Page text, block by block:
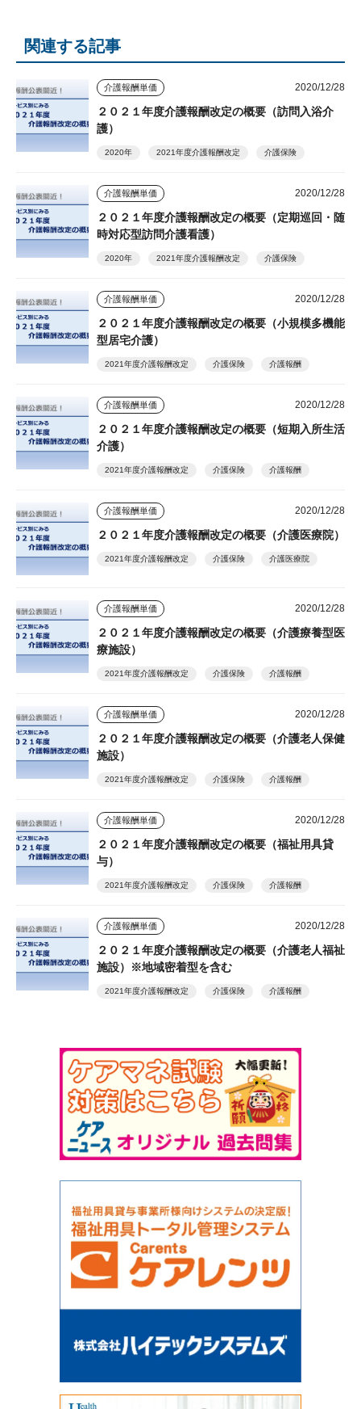
関連する記事
介護報酬単価 2020/12/28
２０２１年度介護報酬改定の概要（訪問入浴介
護）
2020年 2021年度介護報酬改定 介護保険
介護報酬単価 2020/12/28
２０２１年度介護報酬改定の概要（定期巡回・随
時対応型訪問介護看護）
2020年 2021年度介護報酬改定 介護保険
介護報酬単価 2020/12/28
２０２１年度介護報酬改定の概要（小規模多機能
型居宅介護）
2021年度介護報酬改定 介護保険 介護報酬
介護報酬単価 2020/12/28
２０２１年度介護報酬改定の概要（短期入所生活
介護）
2021年度介護報酬改定 介護保険 介護報酬
介護報酬単価 2020/12/28
２０２１年度介護報酬改定の概要（介護医療院）
2021年度介護報酬改定 介護保険 介護医療院
介護報酬単価 2020/12/28
２０２１年度介護報酬改定の概要（介護療養型医
療施設）
2021年度介護報酬改定 介護保険 介護報酬
介護報酬単価 2020/12/28
２０２１年度介護報酬改定の概要（介護老人保健
施設）
2021年度介護報酬改定 介護保険 介護報酬
介護報酬単価 2020/12/28
２０２１年度介護報酬改定の概要（福祉用具貸
与）
2021年度介護報酬改定 介護保険 介護報酬
介護報酬単価 2020/12/28
２０２１年度介護報酬改定の概要（介護老人福祉
施設）※地域密着型を含む
2021年度介護報酬改定 介護保険 介護報酬